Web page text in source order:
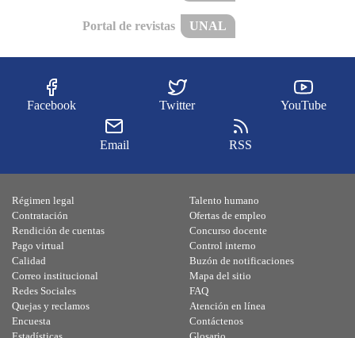
Portal de revistas UNAL
Facebook Twitter YouTube
Email RSS
Régimen legal
Contratación
Rendición de cuentas
Pago virtual
Calidad
Talento humano
Ofertas de empleo
Concurso docente
Control interno
Buzón de notificaciones
Correo institucional
Redes Sociales
Quejas y reclamos
Encuesta
Mapa del sitio
FAQ
Atención en línea
Contáctenos